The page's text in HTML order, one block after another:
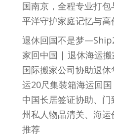
国南京，全程专业打
平洋守护家庭记忆与
退休回国不是梦
家回中国 | 退休海运
国际搬家公司协助退
运20尺集装箱海运回国
中国长居签证协助、
州私人物品清关、海
推荐